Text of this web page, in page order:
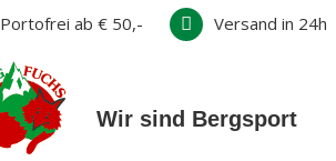
Portofrei ab € 50,- Versand in 24h
Wir sind Bergsport